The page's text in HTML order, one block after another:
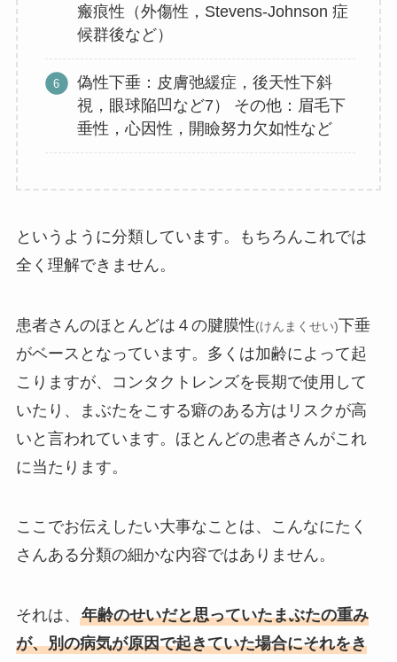
瘢痕性（外傷性，Stevens-Johnson 症
候群後など）
偽性下垂：皮膚弛緩症，後天性下斜
視，眼球陥凹など7） その他：眉毛下
垂性，心因性，開瞼努力欠如性など
というように分類しています。もちろんこれでは
全く理解できません。
患者さんのほとんどは４の腱膜性(けんまくせい)下垂
がベースとなっています。多くは加齢によって起
こりますが、コンタクトレンズを長期で使用して
いたり、まぶたをこする癖のある方はリスクが高
いと言われています。ほとんどの患者さんがこれ
に当たります。
ここでお伝えしたい大事なことは、こんなにたく
さんある分類の細かな内容ではありません。
それは、 年齢のせいだと思っていたまぶたの重み
が、別の病気が原因で起きていた場合にそれをき